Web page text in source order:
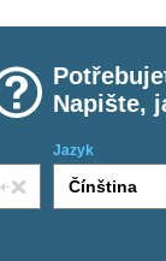
Napište,
Jazyk